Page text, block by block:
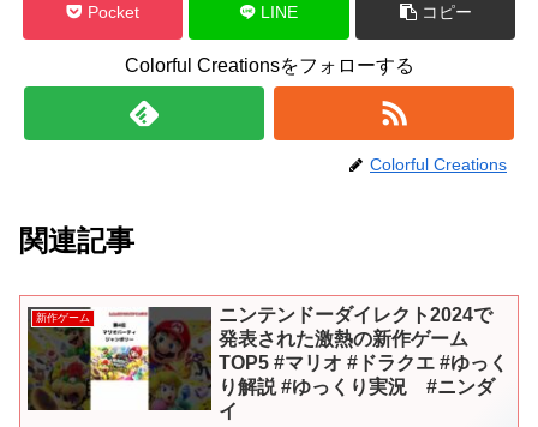
Pocket LINE コピー
Colorful Creationsをフォローする
Colorful Creations
関連記事
新作ゲーム
ニンテンドーダイレクト2024で
発表された激熱の新作ゲーム
TOP5 #マリオ #ドラクエ #ゆっく
り解説 #ゆっくり実況 #ニンダ
イ